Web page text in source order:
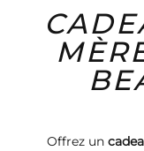
Solaire
Offrez un